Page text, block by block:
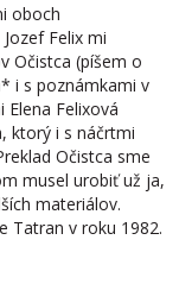
oboch
Felix mi
Očistca (píšem o
i s poznámkami v
Felixová
ktorý i s náčrtmi
Očistca sme
musel urobiť už ja,
materiálov.
Tatran v roku 1982.